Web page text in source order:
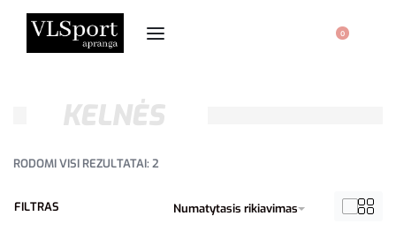
0
KELNĖS
RODOMI VISI REZULTATAI: 2
Numatytasis rikiavimas
FILTRAS